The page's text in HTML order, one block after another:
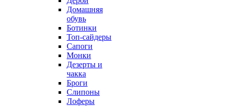
Домашняя
обувь
Ботинки
Топ-сайдеры
Сапоги
Монки
Дезерты и
чакка
Броги
Слипоны
Лоферы